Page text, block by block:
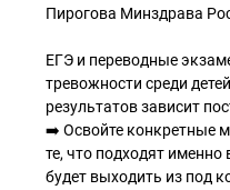
Пирогова Минздрава
ЕГЭ и переводные
тревожности среди
результатов зависит
➡️ Освойте конкретные
те, что подходят именно
будет выходить из под